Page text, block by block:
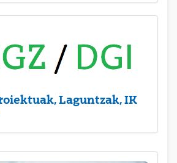
Laguntzak, IK